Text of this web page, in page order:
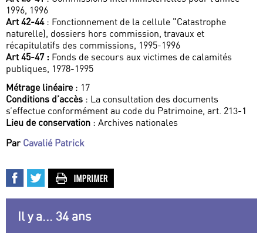
1996, 1996
Art 42-44: Fonctionnement de la cellule "Catastrophe
naturelle), dossiers hors commission, travaux et
récapitulatifs des commissions, 1995-1996
Art 45-47 : Fonds de secours aux victimes de calamités
publiques, 1978-1995
Métrage linéaire: 17
Conditions d’accès : La consultation des documents
s’effectue conformément au code du Patrimoine, art. 213-1
Lieu de conservation : Archives nationales
Par Cavalié Patrick
Il y a... 34 ans